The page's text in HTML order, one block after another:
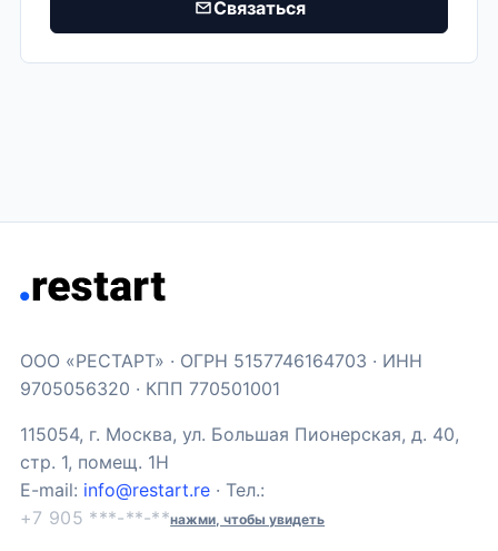
Связаться
ООО «РЕСТАРТ» · ОГРН 5157746164703 · ИНН
9705056320 · КПП 770501001
115054, г. Москва, ул. Большая Пионерская, д. 40,
стр. 1, помещ. 1Н
E-mail: info@restart.re · Тел.:
+7 905 ***-**-**нажми, чтобы увидеть